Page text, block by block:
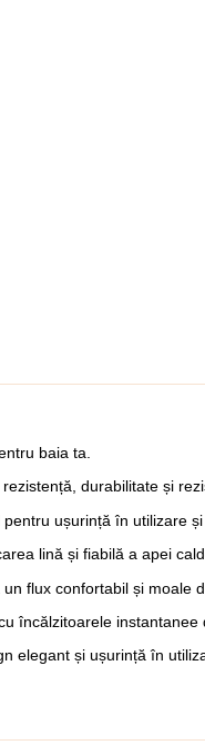
baia ta.
durabilitate și
ușurință în utilizare
lină și fiabilă a apei
flux confortabil și moale
încălzitoarele
elegant și ușurință în